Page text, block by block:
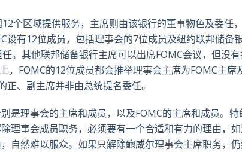
个区域提供服务，主席则由该银行的董事物色及委任
设有12位成员，包括理事会的7位成员及纽约联邦储备
。其他联邦储备银行主席可以出席FOMC会议，但没
，FOMC的12位成员都会推举理事会主席为FOMC主席
、副主席并非由总统提名委任。
是理事会的主席和成员，以及FOMC的主席和成员。特
理事会成员职务，必须要有一个合适和有力的理由，如
自然难以服众。如果只解除鲍威尔理事会主席职务，